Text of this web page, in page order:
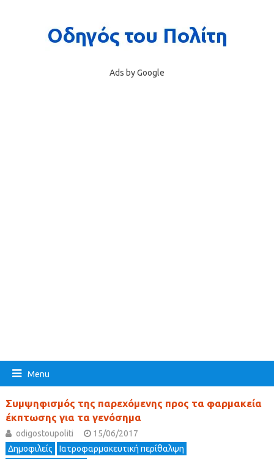
Ads by Google
Menu
Συμψηφισμός της παρεχόμενης προς τα φαρμακεία
έκπτωσης για τα γενόσημα
odigostoupoliti
15/06/2017
Δημοφιλείς
Ιατροφαρμακευτική περίθαλψη